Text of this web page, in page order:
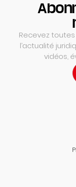
Recevez
l’actualité
vidéos,